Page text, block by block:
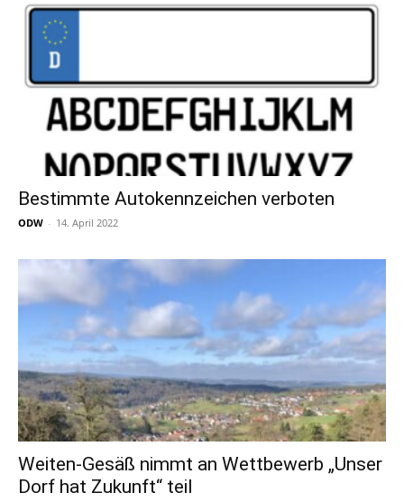
Bestimmte Autokennzeichen verboten
ODW - 14. April 2022
Weiten-Gesäß nimmt an Wettbewerb „Unser
Dorf hat Zukunft“ teil